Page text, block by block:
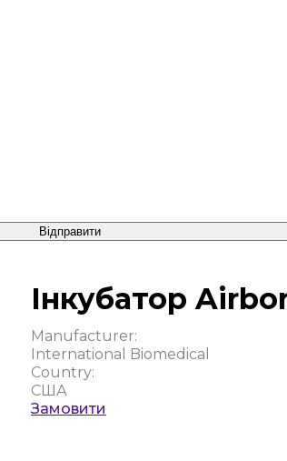
Відправити
Інкубатор
Manufacturer:
International Biomedical
Country:
США
Замовити